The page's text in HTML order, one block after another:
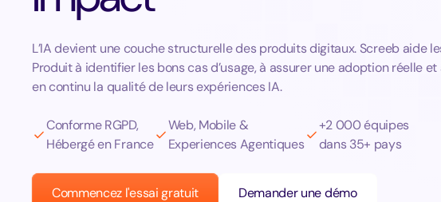
L’IA devient une couche structurelle des produits digitaux. Screeb aide
Produit à identifier les bons cas d’usage, à assurer une adoption réelle
en continu la qualité de leurs expériences IA.
Conforme RGPD,
Hébergé en France
Web, Mobile &
Experiences Agentiques
+2 000 équipes
dans 35+ pays
Commencez l'essai gratuit Demander une démo